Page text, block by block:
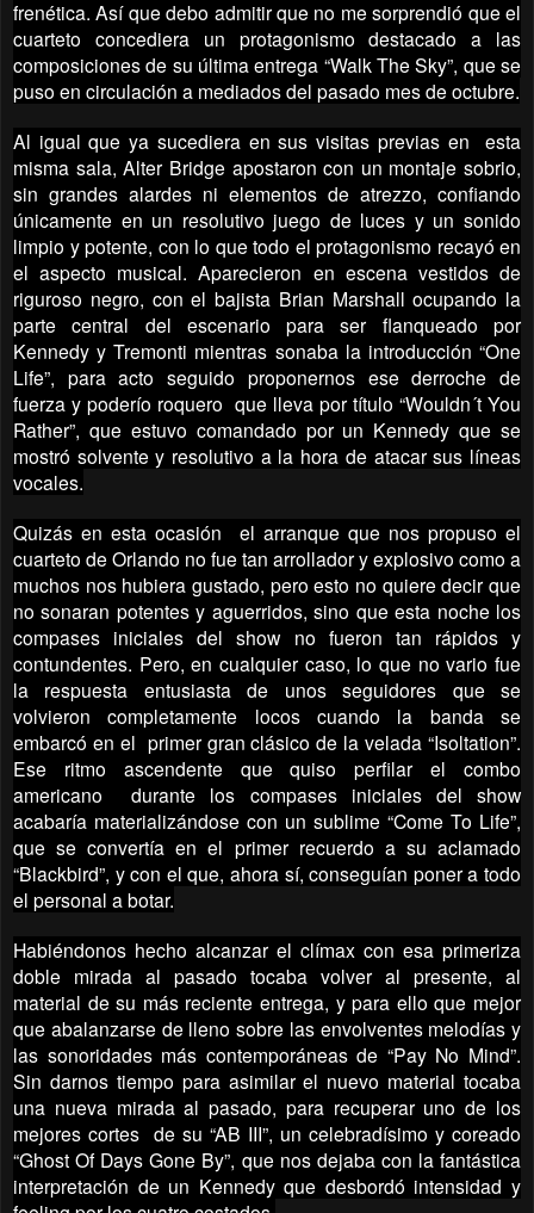
frenética. Así que debo admitir que no me sorprendió que el
cuarteto concediera un protagonismo destacado a las
composiciones de su última entrega “Walk The Sky”, que se
puso en circulación a mediados del pasado mes de octubre.
Al igual que ya sucediera en sus visitas previas en esta
misma sala, Alter Bridge apostaron con un montaje sobrio,
sin grandes alardes ni elementos de atrezzo, confiando
únicamente en un resolutivo juego de luces y un sonido
limpio y potente, con lo que todo el protagonismo recayó en
el aspecto musical. Aparecieron en escena vestidos de
riguroso negro, con el bajista Brian Marshall ocupando la
parte central del escenario para ser flanqueado por
Kennedy y Tremonti mientras sonaba la introducción “One
Life”, para acto seguido proponernos ese derroche de
fuerza y poderío roquero que lleva por título “Wouldn´t You
Rather”, que estuvo comandado por un Kennedy que se
mostró solvente y resolutivo a la hora de atacar sus líneas
vocales.
Quizás en esta ocasión el arranque que nos propuso el
cuarteto de Orlando no fue tan arrollador y explosivo como a
muchos nos hubiera gustado, pero esto no quiere decir que
no sonaran potentes y aguerridos, sino que esta noche los
compases iniciales del show no fueron tan rápidos y
contundentes. Pero, en cualquier caso, lo que no vario fue
la respuesta entusiasta de unos seguidores que se
volvieron completamente locos cuando la banda se
embarcó en el primer gran clásico de la velada “Isoltation”.
Ese ritmo ascendente que quiso perfilar el combo
americano durante los compases iniciales del show
acabaría materializándose con un sublime “Come To Life”,
que se convertía en el primer recuerdo a su aclamado
“Blackbird”, y con el que, ahora sí, conseguían poner a todo
el personal a botar.
Habiéndonos hecho alcanzar el clímax con esa primeriza
doble mirada al pasado tocaba volver al presente, al
material de su más reciente entrega, y para ello que mejor
que abalanzarse de lleno sobre las envolventes melodías y
las sonoridades más contemporáneas de “Pay No Mind”.
Sin darnos tiempo para asimilar el nuevo material tocaba
una nueva mirada al pasado, para recuperar uno de los
mejores cortes de su “AB III”, un celebradísimo y coreado
“Ghost Of Days Gone By”, que nos dejaba con la fantástica
interpretación de un Kennedy que desbordó intensidad y